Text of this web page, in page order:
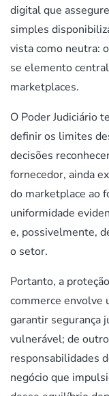
digital que
simples
vista como neutra:
se elemento
marketplaces.
O Poder Judiciário
definir os limites
decisões
fornecedor, ainda
do marketplace ao
uniformidade
e, possivelmente,
o setor.
Portanto, a
commerce envolve
garantir segurança
vulnerável; de
responsabilidades
negócio que